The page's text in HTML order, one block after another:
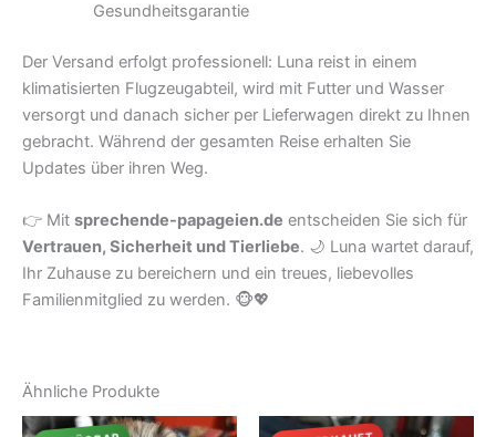
Gesundheitsgarantie
Der Versand erfolgt professionell: Luna reist in einem
klimatisierten Flugzeugabteil, wird mit Futter und Wasser
versorgt und danach sicher per Lieferwagen direkt zu Ihnen
gebracht. Während der gesamten Reise erhalten Sie
Updates über ihren Weg.
👉 Mit sprechende-papageien.de entscheiden Sie sich für
Vertrauen, Sicherheit und Tierliebe. 🌙 Luna wartet darauf,
Ihr Zuhause zu bereichern und ein treues, liebevolles
Familienmitglied zu werden. 🐵💖
Ähnliche Produkte